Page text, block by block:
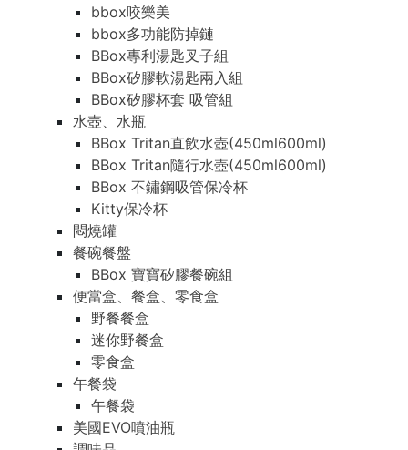
bbox咬樂美
bbox多功能防掉鏈
BBox專利湯匙叉子組
BBox矽膠軟湯匙兩入組
BBox矽膠杯套 吸管組
水壺、水瓶
BBox Tritan直飲水壺(450ml600ml)
BBox Tritan隨行水壺(450ml600ml)
BBox 不鏽鋼吸管保冷杯
Kitty保冷杯
悶燒罐
餐碗餐盤
BBox 寶寶矽膠餐碗組
便當盒、餐盒、零食盒
野餐餐盒
迷你野餐盒
零食盒
午餐袋
午餐袋
美國EVO噴油瓶